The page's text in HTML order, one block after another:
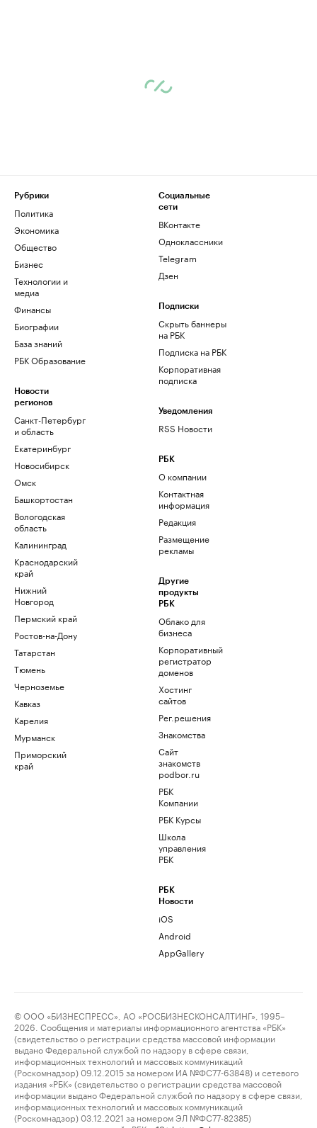
Рубрики
Политика
Экономика
Общество
Бизнес
Технологии и
медиа
Финансы
Биографии
База знаний
РБК Образование
Новости
регионов
Санкт-Петербург
и область
Екатеринбург
Новосибирск
Омск
Башкортостан
Вологодская
область
Калининград
Краснодарский
край
Нижний
Новгород
Пермский край
Ростов-на-Дону
Татарстан
Тюмень
Черноземье
Кавказ
Карелия
Мурманск
Приморский
край
Социальные
сети
ВКонтакте
Одноклассники
Telegram
Дзен
Подписки
Скрыть баннеры
на РБК
Подписка на РБК
Корпоративная
подписка
Уведомления
RSS Новости
РБК
О компании
Контактная
информация
Редакция
Размещение
рекламы
Другие
продукты
РБК
Облако для
бизнеса
Корпоративный
регистратор
доменов
Хостинг
сайтов
Рег.решения
Знакомства
Сайт
знакомств
podbor.ru
РБК
Компании
РБК Курсы
Школа
управления
РБК
РБК
Новости
iOS
Android
AppGallery
© ООО «БИЗНЕСПРЕСС», АО «РОСБИЗНЕСКОНСАЛТИНГ», 1995–
2026. Сообщения и материалы информационного агентства «РБК»
(свидетельство о регистрации средства массовой информации
выдано Федеральной службой по надзору в сфере связи,
информационных технологий и массовых коммуникаций
(Роскомнадзор) 09.12.2015 за номером ИА №ФС77-63848) и сетевого
издания «РБК» (свидетельство о регистрации средства массовой
информации выдано Федеральной службой по надзору в сфере связи,
информационных технологий и массовых коммуникаций
(Роскомнадзор) 03.12.2021 за номером ЭЛ №ФС77-82385)